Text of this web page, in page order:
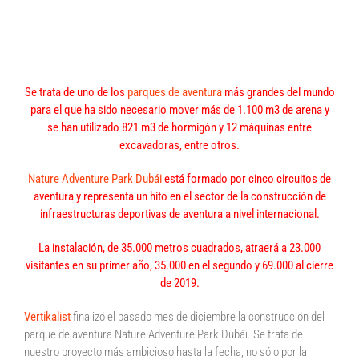
Se trata de uno de los parques de aventuramás grandes del mundo
para el que ha sido necesario mover más de 1.100 m3 de arena y
se han utilizado 821 m3 de hormigón y 12 máquinas entre
excavadoras, entre otros.
Nature Adventure Park Dubáiestá formado por cinco circuitos de
aventura y representa un hito en el sector de la construcción de
infraestructuras deportivas de aventura a nivel internacional.
La instalación, de 35.000 metros cuadrados, atraerá a 23.000
visitantes en su primer año, 35.000 en el segundo y 69.000 al cierre
de 2019.
Vertikalistfinalizó el pasado mes de diciembre la construcción del
parque de aventura Nature Adventure Park Dubái. Se trata de
nuestro proyecto más ambicioso hasta la fecha, no sólo por la